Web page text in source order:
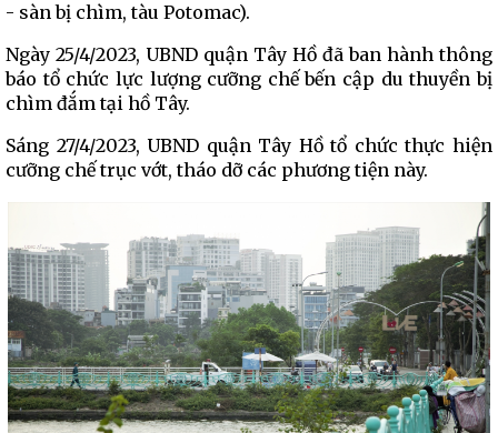
- sàn bị chìm, tàu Potomac).
Ngày 25/4/2023, UBND quận Tây Hồ đã ban hành thông
báo tổ chức lực lượng cưỡng chế bến cập du thuyền bị
chìm đắm tại hồ Tây.
Sáng 27/4/2023, UBND quận Tây Hồ tổ chức thực hiện
cưỡng chế trục vớt, tháo dỡ các phương tiện này.